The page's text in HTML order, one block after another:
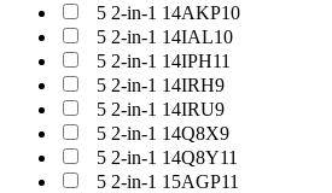
5 2-in-1 14AKP10
5 2-in-1 14IAL10
5 2-in-1 14IPH11
5 2-in-1 14IRH9
5 2-in-1 14IRU9
5 2-in-1 14Q8X9
5 2-in-1 14Q8Y11
5 2-in-1 15AGP11